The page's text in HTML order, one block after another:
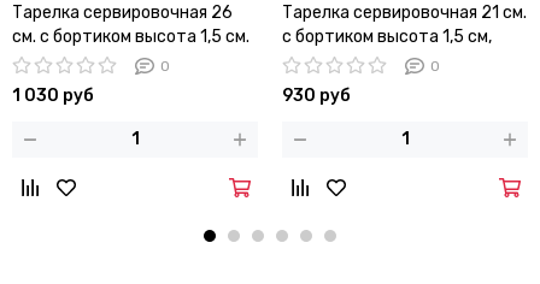
Тарелка сервировочная 26
см. с бортиком высота 1,5 см.
стеклянная
0
1 030 руб
Тарелка сервировочная 21 см.
с бортиком высота 1,5 см,
стеклянная
0
930 руб